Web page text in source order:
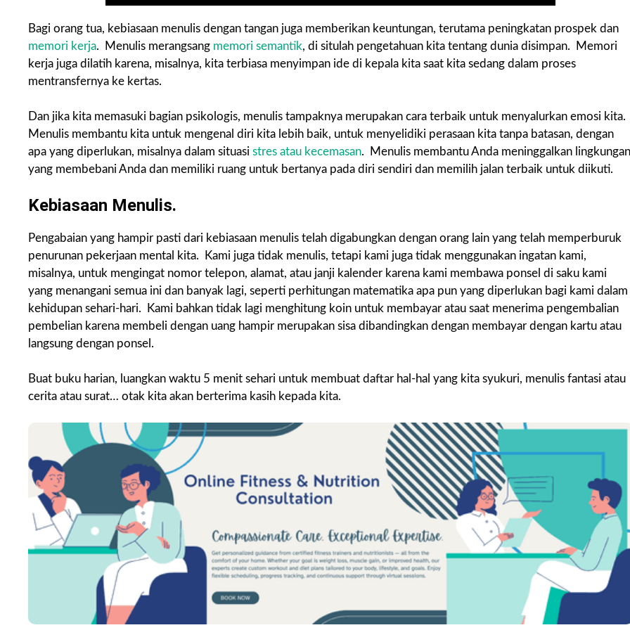
Bagi orang tua, kebiasaan menulis dengan tangan juga memberikan keuntungan, terutama peningkatan prospek dan
memori kerja. Menulis merangsang memori semantik, di situlah pengetahuan kita tentang dunia disimpan. Memori
kerja juga dilatih karena, misalnya, kita terbiasa menyimpan ide di kepala kita saat kita sedang dalam proses
mentransfernya ke kertas.
Dan jika kita memasuki bagian psikologis, menulis tampaknya merupakan cara terbaik untuk menyalurkan emosi kita.
Menulis membantu kita untuk mengenal diri kita lebih baik, untuk menyelidiki perasaan kita tanpa batasan, dengan
apa yang diperlukan, misalnya dalam situasi stres atau kecemasan. Menulis membantu Anda meninggalkan lingkungan
yang membebani Anda dan memiliki ruang untuk bertanya pada diri sendiri dan memilih jalan terbaik untuk diikuti.
Kebiasaan Menulis.
Pengabaian yang hampir pasti dari kebiasaan menulis telah digabungkan dengan orang lain yang telah memperburuk
penurunan pekerjaan mental kita. Kami juga tidak menulis, tetapi kami juga tidak menggunakan ingatan kami,
misalnya, untuk mengingat nomor telepon, alamat, atau janji kalender karena kami membawa ponsel di saku kami
yang menangani semua ini dan banyak lagi, seperti perhitungan matematika apa pun yang diperlukan bagi kami dalam
kehidupan sehari-hari. Kami bahkan tidak lagi menghitung koin untuk membayar atau saat menerima pengembalian
pembelian karena membeli dengan uang hampir merupakan sisa dibandingkan dengan membayar dengan kartu atau
langsung dengan ponsel.
Buat buku harian, luangkan waktu 5 menit sehari untuk membuat daftar hal-hal yang kita syukuri, menulis fantasi atau
cerita atau surat… otak kita akan berterima kasih kepada kita.